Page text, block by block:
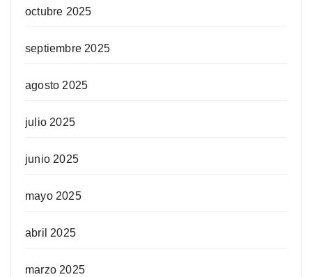
octubre 2025
septiembre 2025
agosto 2025
julio 2025
junio 2025
mayo 2025
abril 2025
marzo 2025